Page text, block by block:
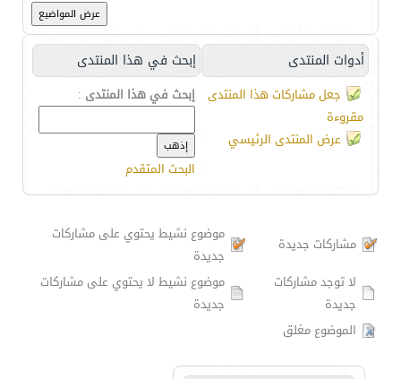
أدوات المنتدى إبحث في هذا المنتدى
جعل مشاركات هذا المنتدى
مقروءة
عرض المنتدى الرئيسي
إبحث في هذا المنتدى :
البحث المتقدم
مشاركات جديدة
موضوع نشيط يحتوي على مشاركات
جديدة
لا توجد مشاركات
جديدة
موضوع نشيط لا يحتوي على مشاركات
جديدة
الموضوع مغلق